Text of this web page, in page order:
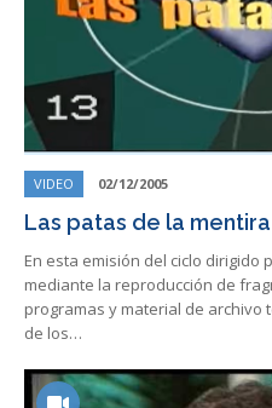
VIDEO 02/12/2005
Las patas de la mentira
En esta emisión del ciclo dirigido
mediante la reproducción de
programas y material de archivo
de los…